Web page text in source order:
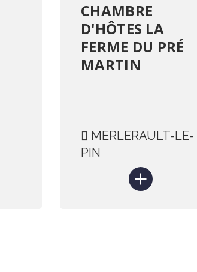
CHAMBRE
D'HÔTES LA
FERME DU PRÉ
MARTIN
MERLERAULT-LE-
PIN